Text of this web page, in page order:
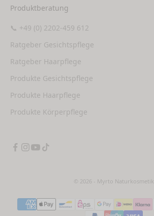
Produktberatung
📞 +49 (0) 2202-459 612
Ratgeber Gesichtspflege
Ratgeber Haarpflege
Produkte Gesichtspflege
Produkte Haarpflege
Produkte Körperpflege
© 2026 - Myrto Naturkosmetik